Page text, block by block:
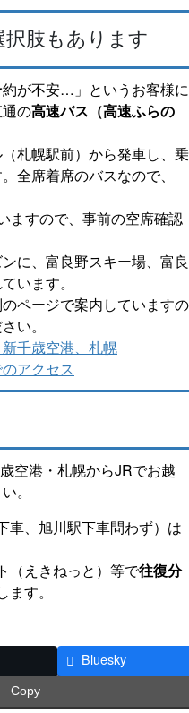
肢もあります
約が不安…」というお客様に
の高速バス（高速ふらの
札幌駅前）から発車し、乗
全席着席のバスなので、
ますので、事前の空席確認
に、富良野スキー場、富良
います。
ページで案内していますの
い。
千歳空港、札幌
アクセス
空港・札幌からJRでお越
。
車、旭川駅下車問わず）は
（えきねっと）等で往復分
す。
Bluesky
Copy